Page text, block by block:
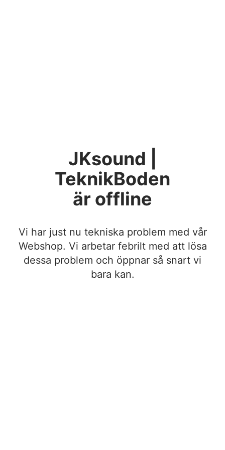
JKsound |
TeknikBoden
är offline
Vi har just nu tekniska problem med vår
Webshop. Vi arbetar febrilt med att lösa
dessa problem och öppnar så snart vi
bara kan.